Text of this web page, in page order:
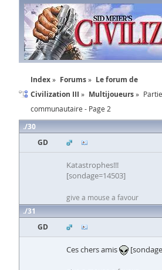
Index Forums
Le forum de
Civilization III
Multijoueurs
Partie
communautaire - Page 2
30
GD
Katastrophes!!!
[sondage=14503]
give a mouse a favour
31
GD
Ces chers amis